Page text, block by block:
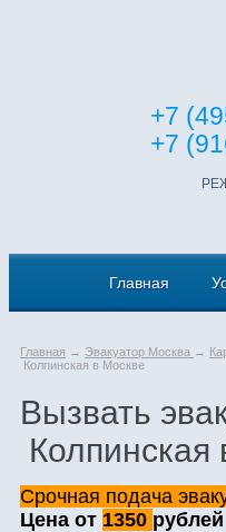
+7
+7
Главная
Главная → Эвакуатор Москва →
Колпинская в Москве
Вызвать
Колпинская
Срочная подача
Цена от 1350 рублей